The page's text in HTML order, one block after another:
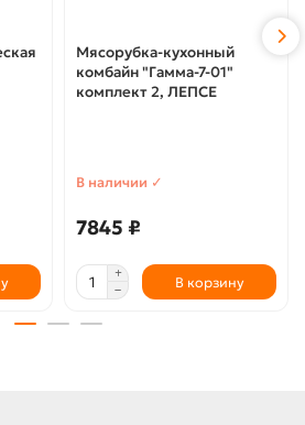
Мясорубка-кухонный
комбайн "Гамма-7-01"
комплект 2, ЛЕПСЕ
В наличии ✓
7845 ₽
В корзину